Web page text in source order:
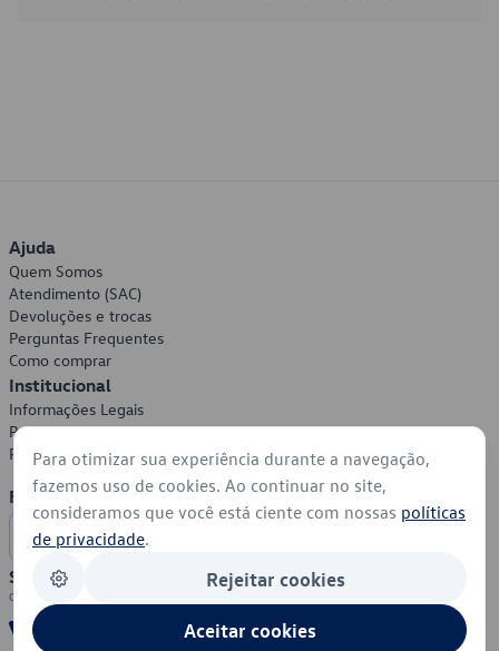
Ajuda
Quem Somos
Atendimento (SAC)
Devoluções e trocas
Perguntas Frequentes
Como comprar
Institucional
Informações Legais
Política de Privacidade
Política de Cookies
Formas de Pagamento
Segurança
Para otimizar sua experiência durante a navegação,
fazemos uso de cookies. Ao continuar no site,
consideramos que você está ciente com nossas políticas
de privacidade.
Rejeitar cookies
Aceitar cookies